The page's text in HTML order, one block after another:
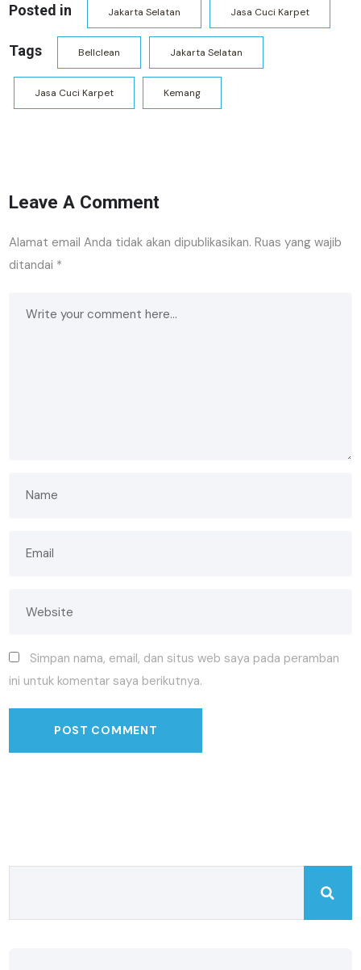
Posted in Jakarta Selatan Jasa Cuci Karpet
Tags Bellclean Jakarta Selatan
Jasa Cuci Karpet Kemang
Leave A Comment
Alamat email Anda tidak akan dipublikasikan. Ruas yang wajib
ditandai *
Simpan nama, email, dan situs web saya pada peramban
ini untuk komentar saya berikutnya.